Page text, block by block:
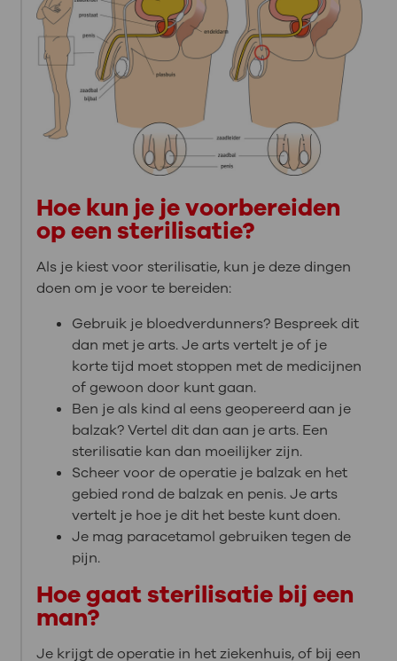
Hoe kun je je voorbereiden
op een sterilisatie?
Als je kiest voor sterilisatie, kun je deze dingen
doen om je voor te bereiden:
Gebruik je bloedverdunners? Bespreek dit
dan met je arts. Je arts vertelt je of je
korte tijd moet stoppen met de medicijnen
of gewoon door kunt gaan.
Ben je als kind al eens geopereerd aan je
balzak? Vertel dit dan aan je arts. Een
sterilisatie kan dan moeilijker zijn.
Scheer voor de operatie je balzak en het
gebied rond de balzak en penis. Je arts
vertelt je hoe je dit het beste kunt doen.
Je mag paracetamol gebruiken tegen de
pijn.
Hoe gaat sterilisatie bij een
man?
Je krijgt de operatie in het ziekenhuis, of bij een